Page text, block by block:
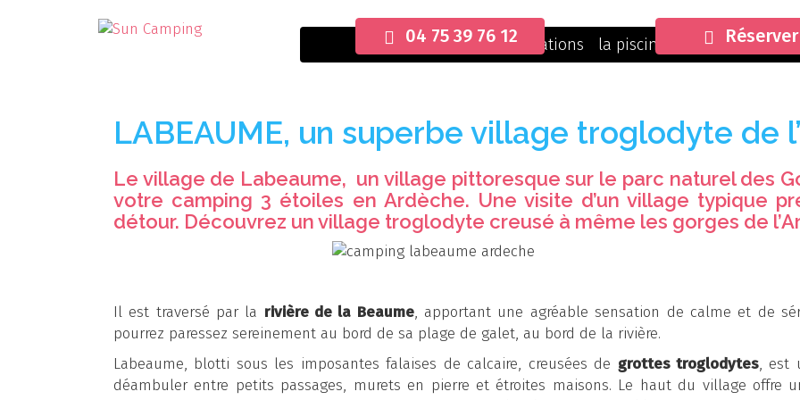
04 75 39 76 12 Réserver
Accueil Camping Locations la piscine Sur Place
LABEAUME, un superbe village troglodyte de
Le village de Labeaume, un village pittoresque sur le parc naturel des
votre camping 3 étoiles en Ardèche. Une visite d’un village typique
détour. Découvrez un village troglodyte creusé à même les gorges de
Il est traversé par la rivière de la Beaume, apportant une agréable sensation de calme et de
pourrez paressez sereinement au bord de sa plage de galet, au bord de la rivière.
Labeaume, blotti sous les imposantes falaises de calcaire, creusées de grottes troglodytes, est
déambuler entre petits passages, murets en pierre et étroites maisons. Le haut du village offre